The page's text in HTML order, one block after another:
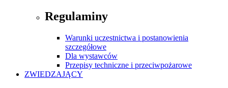
Regulaminy
Warunki uczestnictwa i postanowienia
szczegółowe
Dla wystawców
Przepisy techniczne i przeciwpożarowe
ZWIEDZAJĄCY